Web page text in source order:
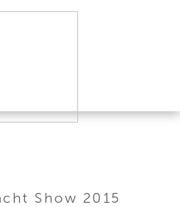
Show 2015